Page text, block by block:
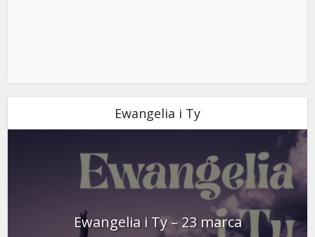
Ewangelia i Ty
Ewangelia i Ty – 23 marca